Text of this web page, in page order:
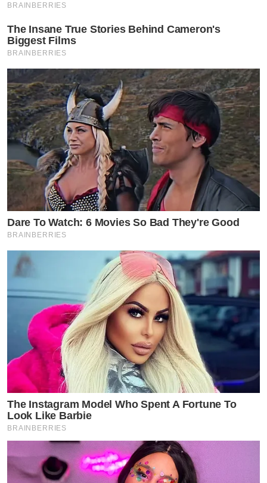
BRAINBERRIES
The Insane True Stories Behind Cameron's
Biggest Films
BRAINBERRIES
Dare To Watch: 6 Movies So Bad They're Good
BRAINBERRIES
The Instagram Model Who Spent A Fortune To
Look Like Barbie
BRAINBERRIES